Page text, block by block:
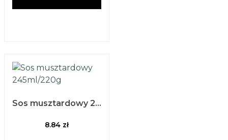
Sos musztardowy 245ml/220g
8.84 zł